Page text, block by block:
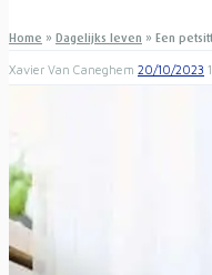
Home » Dagelijks leven » Een
Xavier Van Caneghem 20/10/2023